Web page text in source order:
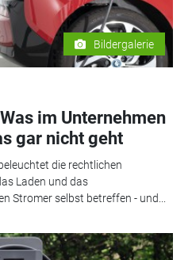
Bildergalerie
im Unternehmen
gar nicht geht
die rechtlichen
Laden und das
Stromer selbst betreffen - und...